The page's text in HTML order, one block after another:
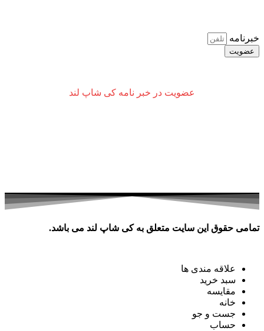
خبرنامه
عضویت
عضویت در خبر نامه کی شاپ لند​
تمامی حقوق این سایت متعلق به کی شاپ لند می باشد.
علاقه مندی ها
سبد خرید
مقایسه
خانه
جست و جو
حساب